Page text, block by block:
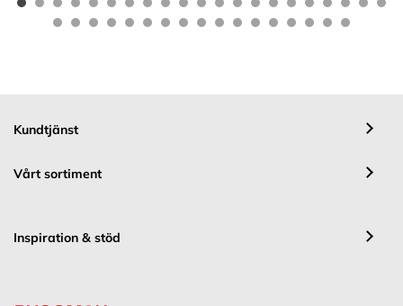
Kundtjänst
Vårt sortiment
Inspiration & stöd